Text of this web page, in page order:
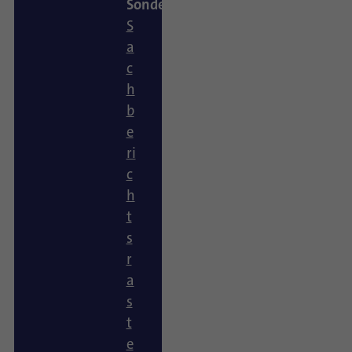
Sonderförderung
S
a
c
h
b
e
ri
c
h
t
s
r
a
s
t
e